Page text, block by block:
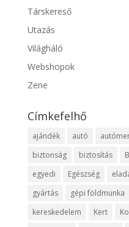
Társkereső
Utazás
Világháló
Webshopok
Zene
Címkefelhő
ajándék autó
biztonság
biztosítás
egyedi
Egészség
gyártás
gépi földmunka
kereskedelem
Kert